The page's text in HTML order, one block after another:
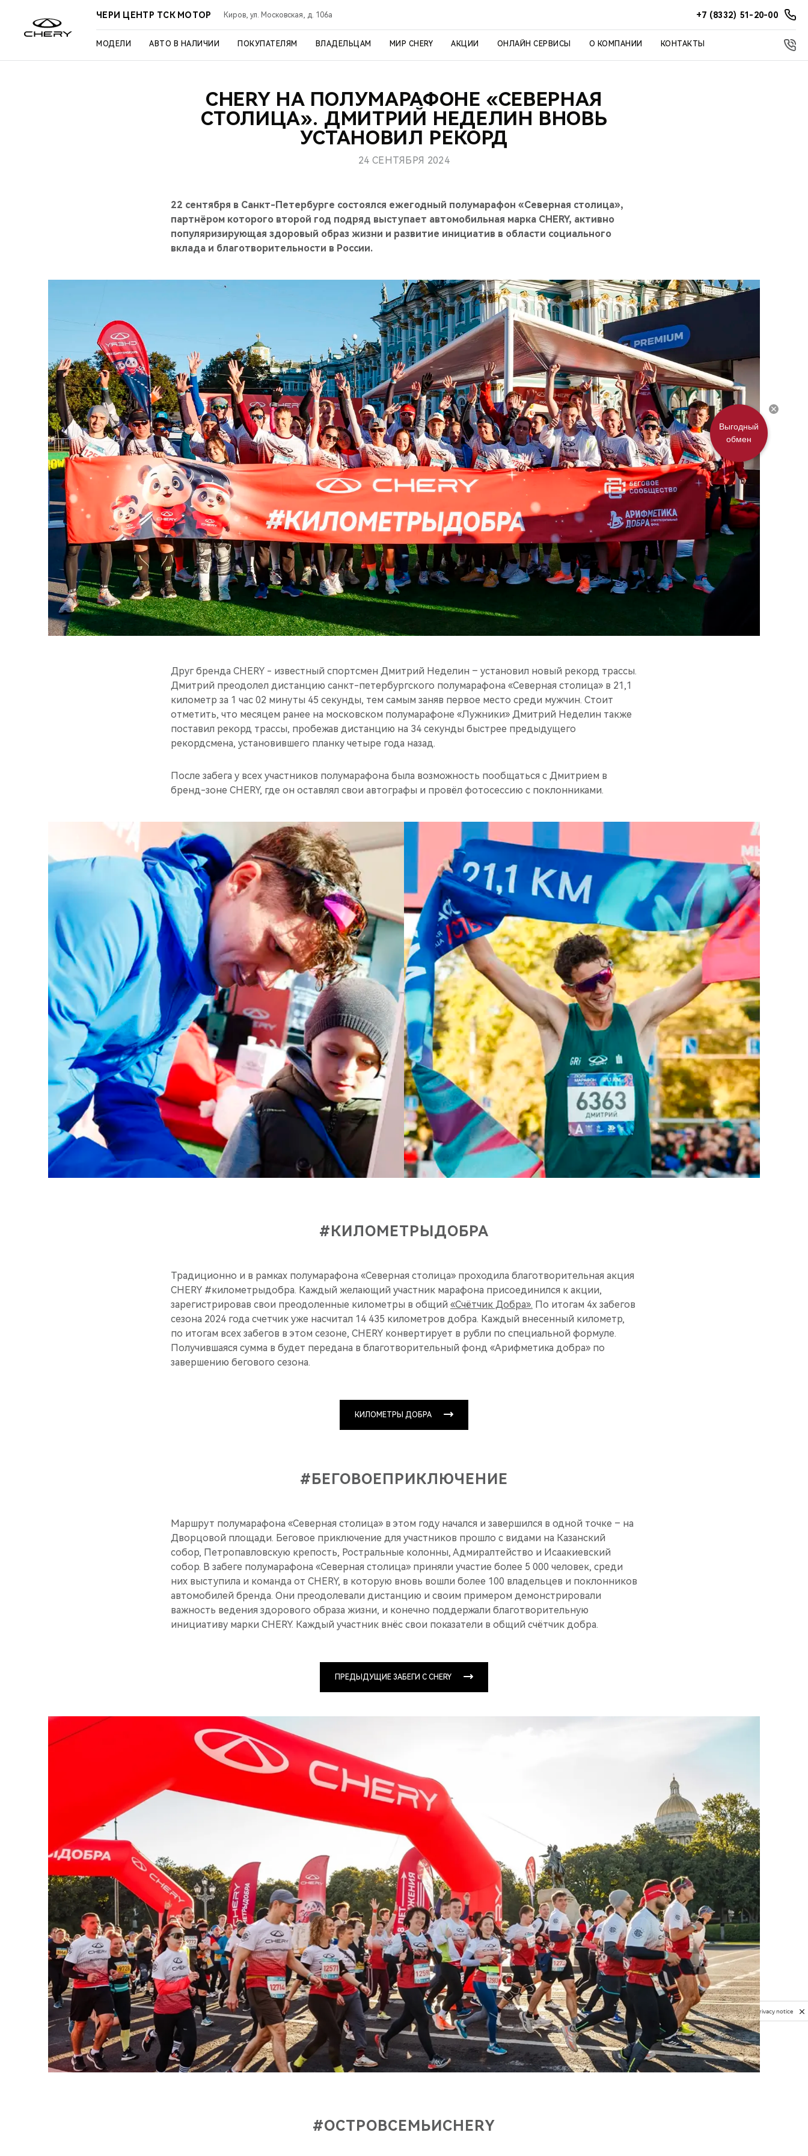
ЧЕРИ ЦЕНТР ТСК МОТОР Киров, ул. Московская, д. 106а +7 (8332) 51-20-00
МОДЕЛИ АВТО В НАЛИЧИИ ПОКУПАТЕЛЯМ ВЛАДЕЛЬЦАМ МИР CHERY АКЦИИ ОНЛАЙН СЕРВИСЫ О КОМПАНИИ КОНТАКТЫ
CHERY НА ПОЛУМАРАФОНЕ «СЕВЕРНАЯ
СТОЛИЦА». ДМИТРИЙ НЕДЕЛИН ВНОВЬ
УСТАНОВИЛ РЕКОРД
24 СЕНТЯБРЯ 2024
22 сентября в Санкт-Петербурге состоялся ежегодный полумарафон «Северная столица»,
партнёром которого второй год подряд выступает автомобильная марка CHERY, активно
популяризирующая здоровый образ жизни и развитие инициатив в области социального
вклада и благотворительности в России.
Друг бренда CHERY - известный спортсмен Дмитрий Неделин – установил новый рекорд трассы.
Дмитрий преодолел дистанцию санкт-петербургского полумарафона «Северная столица» в 21,1
километр за 1 час 02 минуты 45 секунды, тем самым заняв первое место среди мужчин. Стоит
отметить, что месяцем ранее на московском полумарафоне «Лужники» Дмитрий Неделин также
поставил рекорд трассы, пробежав дистанцию на 34 секунды быстрее предыдущего
рекордсмена, установившего планку четыре года назад.
После забега у всех участников полумарафона была возможность пообщаться с Дмитрием в
бренд-зоне CHERY, где он оставлял свои автографы и провёл фотосессию с поклонниками.
#КИЛОМЕТРЫДОБРА
Традиционно и в рамках полумарафона «Северная столица» проходила благотворительная акция
CHERY #километрыдобра. Каждый желающий участник марафона присоединился к акции,
зарегистрировав свои преодоленные километры в общий «Счётчик Добра». По итогам 4х забегов
сезона 2024 года счетчик уже насчитал 14 435 километров добра. Каждый внесенный километр,
по итогам всех забегов в этом сезоне, CHERY конвертирует в рубли по специальной формуле.
Получившаяся сумма в будет передана в благотворительный фонд «Арифметика добра» по
завершению бегового сезона.
КИЛОМЕТРЫ ДОБРА
#БЕГОВОЕПРИКЛЮЧЕНИЕ
Маршрут полумарафона «Северная столица» в этом году начался и завершился в одной точке – на
Дворцовой площади. Беговое приключение для участников прошло с видами на Казанский
собор, Петропавловскую крепость, Ростральные колонны, Адмиралтейство и Исаакиевский
собор. В забеге полумарафона «Северная столица» приняли участие более 5 000 человек, среди
них выступила и команда от CHERY, в которую вновь вошли более 100 владельцев и поклонников
автомобилей бренда. Они преодолевали дистанцию и своим примером демонстрировали
важность ведения здорового образа жизни, и конечно поддержали благотворительную
инициативу марки CHERY. Каждый участник внёс свои показатели в общий счётчик добра.
ПРЕДЫДУЩИЕ ЗАБЕГИ С CHERY
#ОСТРОВСЕМЬИCHERY
Privacy notice